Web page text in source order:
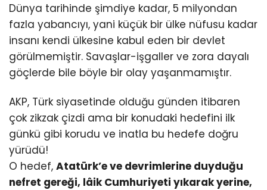
Dünya tarihinde şimdiye kadar, 5 milyondan
fazla yabancıyı, yani küçük bir ülke nüfusu kadar
insanı kendi ülkesine kabul eden bir devlet
görülmemiştir. Savaşlar-işgaller ve zora dayalı
göçlerde bile böyle bir olay yaşanmamıştır.
AKP, Türk siyasetinde olduğu günden itibaren
çok zikzak çizdi ama bir konudaki hedefini ilk
günkü gibi korudu ve inatla bu hedefe doğru
yürüdü!
O hedef, Atatürk’e ve devrimlerine duyduğu
nefret gereği, lâik Cumhuriyeti yıkarak yerine,